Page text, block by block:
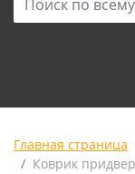
Главная страница
Коврик